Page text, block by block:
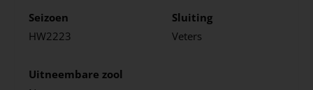
Seizoen
HW2223
Sluiting
Veters
Uitneembare zool